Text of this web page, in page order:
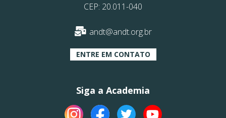
CEP: 20.011-040
andt@andt.org.br
ENTRE EM CONTATO
Siga a Academia